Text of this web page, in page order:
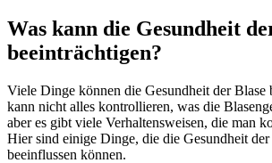
Was kann die Gesundheit
beeinträchtigen?
Viele Dinge können die Gesundheit der Blase
kann nicht alles kontrollieren, was die
aber es gibt viele Verhaltensweisen, die man
Hier sind einige Dinge, die die Gesundheit der
beeinflussen können.